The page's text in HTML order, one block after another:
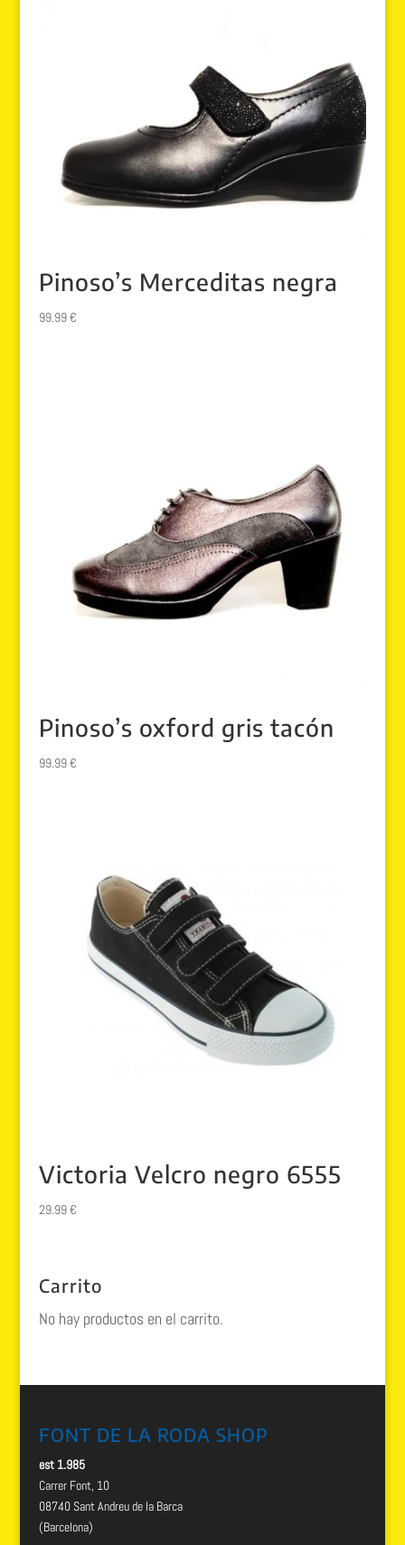
Pinoso’s Merceditas negra
99.99€
Pinoso’s oxford gris tacón
99.99€
Victoria Velcro negro 6555
29.99€
Carrito
No hay productos en el carrito.
FONT DE LA RODA SHOP
est 1.985
Carrer Font, 10
08740 Sant Andreu de la Barca
(Barcelona)